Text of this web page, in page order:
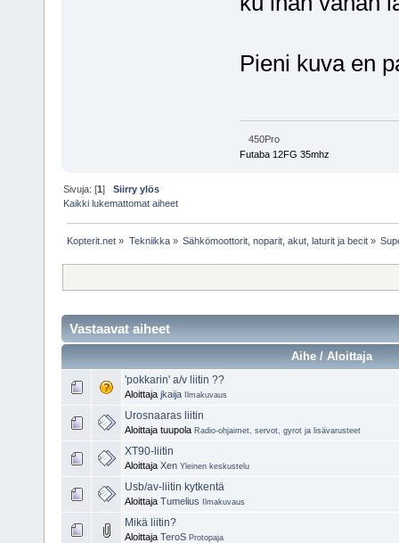
Pieni kuva en
450Pro
Futaba 12FG 35mhz
Sivuja: [1]Siirry ylös
Kaikki lukemattomat aiheet
Kopterit.net » Tekniikka» Sähkömoottorit, noparit, akut, laturit ja becit»
Vastaavat aiheet
Aihe / Aloittaja
'pokkarin' a/v liitin ??
Aloittaja jkaija Ilmakuvaus
Urosnaaras liitin
Aloittaja tuupola Radio-ohjaimet, servot, gyrot ja lisävarusteet
XT90-liitin
Aloittaja Xen Yleinen keskustelu
Usb/av-liitin kytkentä
Aloittaja Tumelius Ilmakuvaus
Mikä liitin?
Aloittaja TeroS Protopaja